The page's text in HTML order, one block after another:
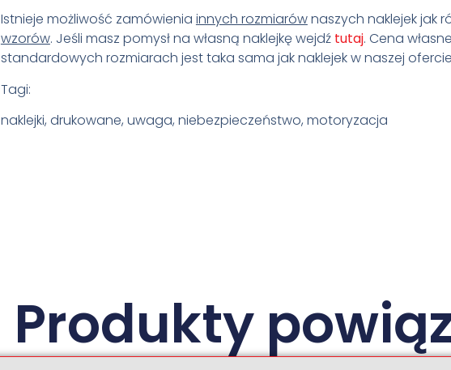
Istnieje możliwość zamówienia innych rozmiarównaszych naklejek jak
wzorów. Jeśli masz pomysł na własną naklejkę wejdź tutaj. Cena
standardowych rozmiarach jest taka sama jak naklejek w naszej
Tagi:
naklejki, drukowane, uwaga, niebezpieczeństwo, motoryzacja
Produkty